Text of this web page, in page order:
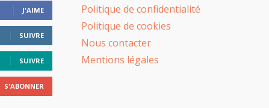
J'AIME
SUIVRE
SUIVRE
S'ABONNER
Politique de confidentialité
Politique de cookies
Nous contacter
Mentions légales